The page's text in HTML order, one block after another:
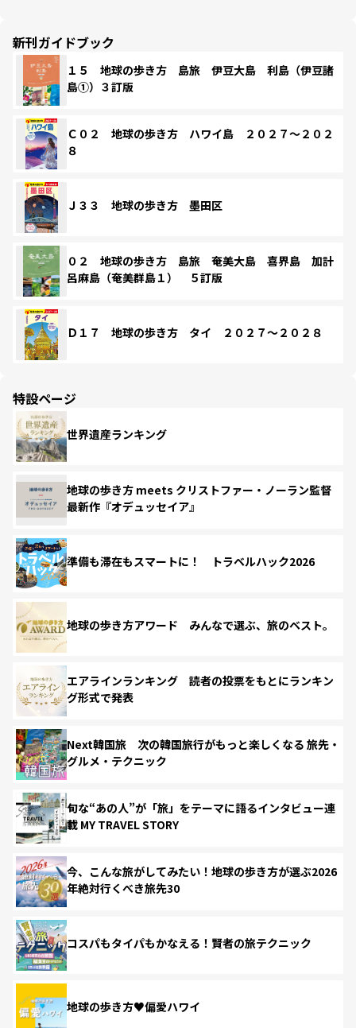
新刊ガイドブック
１５ 地球の歩き方 島旅 伊豆大島 利島（伊豆諸
島①）３訂版
Ｃ０２ 地球の歩き方 ハワイ島 ２０２７～２０２
８
Ｊ３３ 地球の歩き方 墨田区
０２ 地球の歩き方 島旅 奄美大島 喜界島 加計
呂麻島（奄美群島１） ５訂版
Ｄ１７ 地球の歩き方 タイ ２０２７～２０２８
特設ページ
世界遺産ランキング
地球の歩き方 meets クリストファー・ノーラン監督
最新作『オデュッセイア』
準備も滞在もスマートに！ トラベルハック2026
地球の歩き方アワード みんなで選ぶ、旅のベスト。
エアラインランキング 読者の投票をもとにランキン
グ形式で発表
Next韓国旅 次の韓国旅行がもっと楽しくなる 旅先・
グルメ・テクニック
旬な“あの人”が「旅」をテーマに語るインタビュー連
載 MY TRAVEL STORY
今、こんな旅がしてみたい！地球の歩き方が選ぶ2026
年絶対行くべき旅先30
コスパもタイパもかなえる！賢者の旅テクニック
地球の歩き方♥偏愛ハワイ